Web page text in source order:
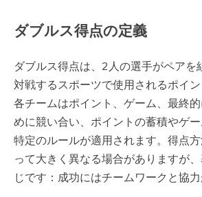
ダブルス得点の定義
ダブルス得点は、2人の選手がペアを
対戦するスポーツで使用されるポイン
各チームはポイント、ゲーム、最終
めに競い合い、ポイントの蓄積やゲ
特定のルールが適用されます。得点
って大きく異なる場合がありますが
じです：成功にはチームワークと協力